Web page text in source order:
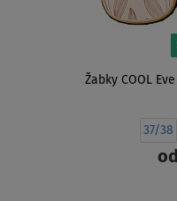
Žabky COOL
37/38